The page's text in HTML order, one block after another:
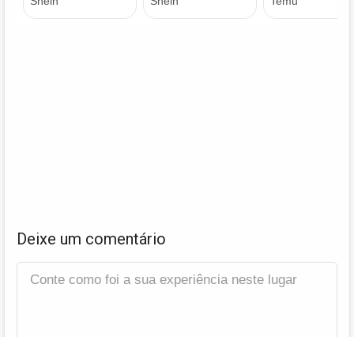
Deixe um comentário